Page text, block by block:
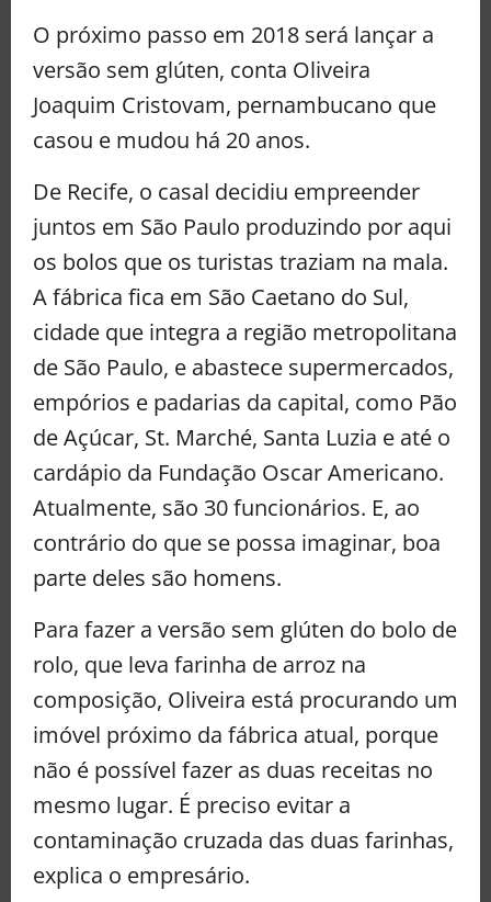
O próximo passo em 2018 será lançar a
versão sem glúten, conta Oliveira
Joaquim Cristovam, pernambucano que
casou e mudou há 20 anos.
De Recife, o casal decidiu empreender
juntos em São Paulo produzindo por aqui
os bolos que os turistas traziam na mala.
A fábrica fica em São Caetano do Sul,
cidade que integra a região metropolitana
de São Paulo, e abastece supermercados,
empórios e padarias da capital, como Pão
de Açúcar, St. Marché, Santa Luzia e até o
cardápio da Fundação Oscar Americano.
Atualmente, são 30 funcionários. E, ao
contrário do que se possa imaginar, boa
parte deles são homens.
Para fazer a versão sem glúten do bolo de
rolo, que leva farinha de arroz na
composição, Oliveira está procurando um
imóvel próximo da fábrica atual, porque
não é possível fazer as duas receitas no
mesmo lugar. É preciso evitar a
contaminação cruzada das duas farinhas,
explica o empresário.